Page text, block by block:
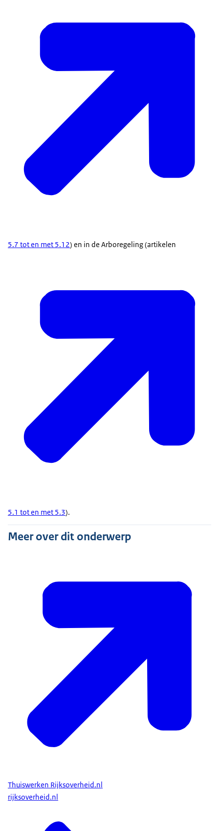
5.7 tot en met 5.12) en in de Arboregeling (artikelen
5.1 tot en met 5.3).
Meer over dit onderwerp
Thuiswerken Rijksoverheid.nl
rijksoverheid.nl